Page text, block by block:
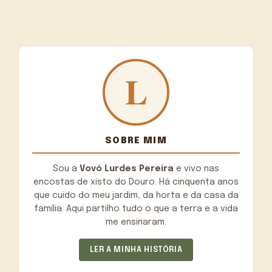
SOBRE MIM
Sou a Vovó Lurdes Pereira e vivo nas
encostas de xisto do Douro. Há cinquenta anos
que cuido do meu jardim, da horta e da casa da
família. Aqui partilho tudo o que a terra e a vida
me ensinaram.
LER A MINHA HISTÓRIA